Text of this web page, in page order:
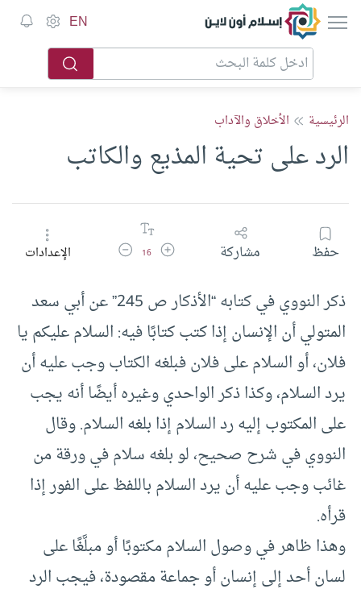
إسلام أون لاين EN
الرئيسية الأخلاق والآداب
الرد على تحية المذيع والكاتب
حفظ مشاركة زيادة حجم الخط
16 تقليل حجم الخطالإعدادات
ذكر النووي في كتابه “الأذكار ص 245” عن أبي سعد
المتولي أن الإنسان إذا كتب كتابًا فيه: السلام عليكم يا
فلان، أو السلام على فلان فبلغه الكتاب وجب عليه أن
يرد السلام، وكذا ذكر الواحدي وغيره أيضًا أنه يجب
على المكتوب إليه رد السلام إذا بلغه السلام. وقال
النووي في شرح صحيح، لو بلغه سلام في ورقة من
غائب وجب عليه أن يرد السلام باللفظ على الفور إذا
قرأه.
وهذا ظاهر في وصول السلام مكتوبًا أو مبلَّغًا على
لسان أحد إلى إنسان أو جماعة مقصودة، فيجب الرد